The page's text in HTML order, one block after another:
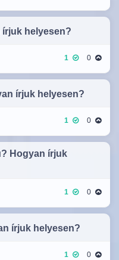
helyesen?
1 0
írjuk helyesen?
1 0
Hogyan írjuk
1 0
írjuk helyesen?
1 0